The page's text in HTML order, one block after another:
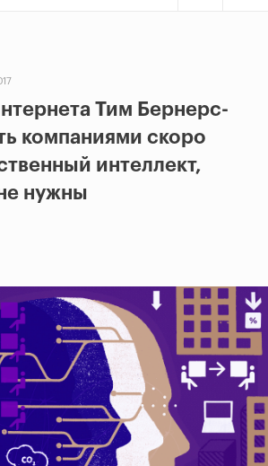
Тим Бернерс-
компаниями скоро
интеллект,
нужны